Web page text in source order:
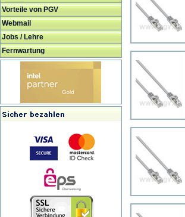
Vorteile von PGV
Webmail
Jobs / Lehre
Fernwartung